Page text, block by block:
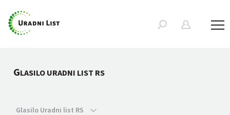
GLASILO URADNI LIST RS
Glasilo Uradni list RS